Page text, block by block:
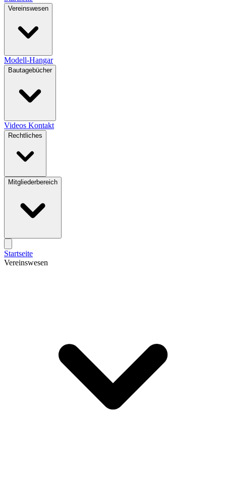
Vereinswesen
Modell-Hangar
Bautagebücher
Videos Kontakt
Rechtliches
Mitgliederbereich
Startseite
Vereinswesen